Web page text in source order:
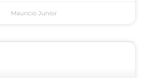
Mauricio Junior